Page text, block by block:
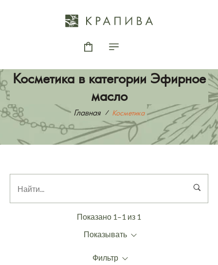
Косметика в категории Эфирное
масло
Главная Косметика
Показано 1–1 из 1
Показывать
Фильтр